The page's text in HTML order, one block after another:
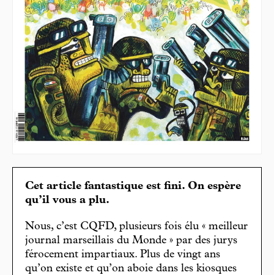
Cet article fantastique est fini. On espère
qu’il vous a plu.
Nous, c’est CQFD, plusieurs fois élu « meilleur
journal marseillais du Monde » par des jurys
férocement impartiaux. Plus de vingt ans
qu’on existe et qu’on aboie dans les kiosques